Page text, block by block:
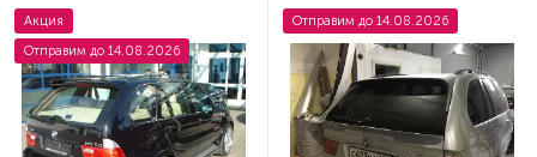
Акция
Отправим до 14.08.2026
Отправим до 14.08.2026